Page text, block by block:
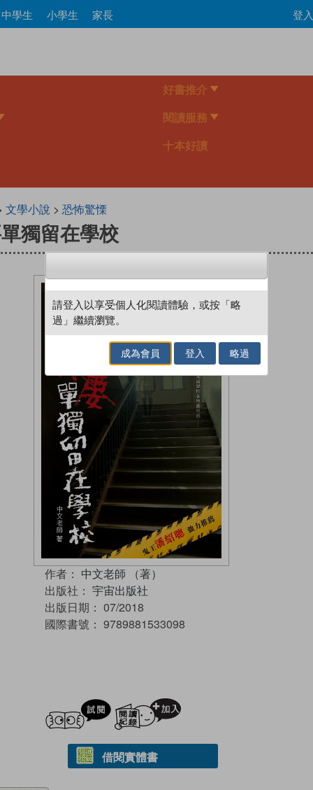
Skip
to
中學生 小學生 家長 登
好書推介
閱讀服務
十本好讀
文學小說 >恐怖驚慄
獨留在學校
作者： 中文老師 （著）
出版社： 宇宙出版社
出版日期： 07/2018
國際書號： 9789881533098
試閲
借閱實體書
請登入以享受個人化閱讀體驗，或按「略
過」繼續瀏覽。
成為會員 登入 略過